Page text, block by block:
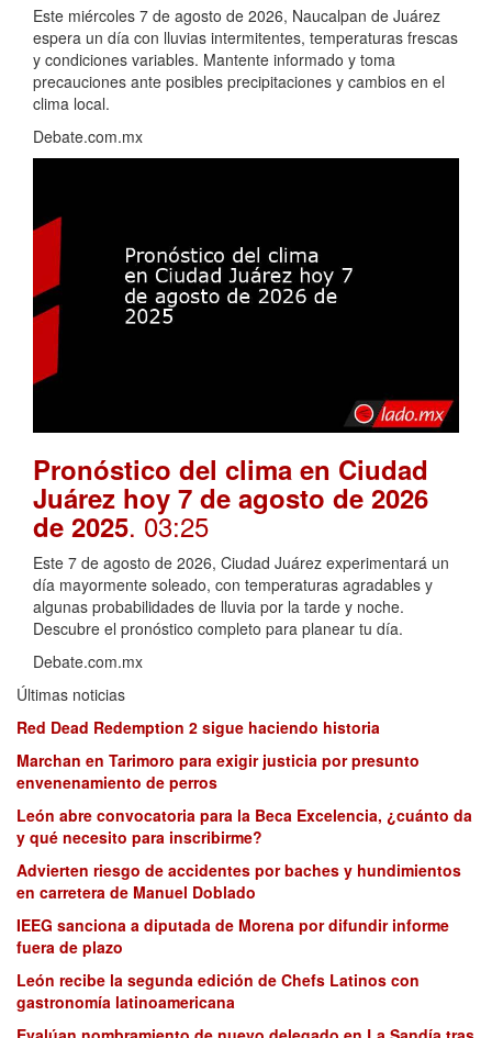
Este miércoles 7 de agosto de 2026, Naucalpan de Juárez
espera un día con lluvias intermitentes, temperaturas frescas
y condiciones variables. Mantente informado y toma
precauciones ante posibles precipitaciones y cambios en el
clima local.
Debate.com.mx
Pronóstico del clima en Ciudad
Juárez hoy 7 de agosto de 2026
de 2025. 03:25
Este 7 de agosto de 2026, Ciudad Juárez experimentará un
día mayormente soleado, con temperaturas agradables y
algunas probabilidades de lluvia por la tarde y noche.
Descubre el pronóstico completo para planear tu día.
Debate.com.mx
Últimas noticias
Red Dead Redemption 2 sigue haciendo historia
Marchan en Tarimoro para exigir justicia por presunto
envenenamiento de perros
León abre convocatoria para la Beca Excelencia, ¿cuánto da
y qué necesito para inscribirme?
Advierten riesgo de accidentes por baches y hundimientos
en carretera de Manuel Doblado
IEEG sanciona a diputada de Morena por difundir informe
fuera de plazo
León recibe la segunda edición de Chefs Latinos con
gastronomía latinoamericana